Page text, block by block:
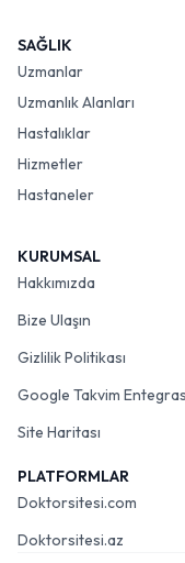
SAĞLIK
Uzmanlar
Uzmanlık Alanları
Hastalıklar
Hizmetler
Hastaneler
KURUMSAL
Hakkımızda
Bize Ulaşın
Gizlilik Politikası
Google Takvim
Site Haritası
PLATFORMLAR
Doktorsitesi.com
Doktorsitesi.az